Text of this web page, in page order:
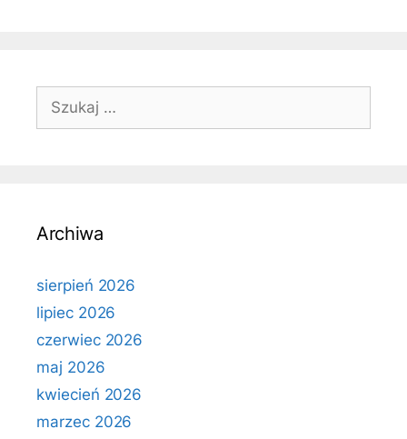
Szukaj:
Archiwa
sierpień 2026
lipiec 2026
czerwiec 2026
maj 2026
kwiecień 2026
marzec 2026